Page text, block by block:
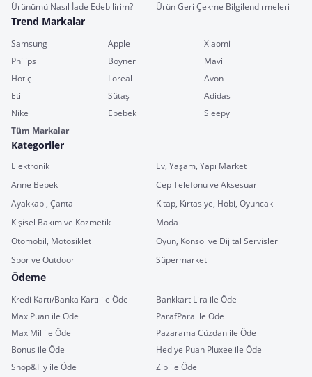
Ürünümü Nasıl İade Edebilirim?
Ürün Geri Çekme Bilgilendirmeleri
Trend Markalar
Samsung Apple
Xiaomi
Philips
Boyner
Mavi
Hotiç
Loreal
Avon
Eti
Sütaş
Adidas
Nike
Ebebek
Sleepy
Tüm Markalar
Kategoriler
Elektronik
Ev, Yaşam, Yapı Market
Anne Bebek
Cep Telefonu ve Aksesuar
Ayakkabı, Çanta
Kitap, Kırtasiye, Hobi, Oyuncak
Kişisel Bakım ve Kozmetik
Moda
Otomobil, Motosiklet
Oyun, Konsol ve Dijital Servisler
Spor ve Outdoor
Süpermarket
Ödeme
Kredi Kartı/Banka Kartı ile Öde
Bankkart Lira ile Öde
MaxiPuan ile Öde
ParafPara ile Öde
MaxiMil ile Öde
Pazarama Cüzdan ile Öde
Bonus ile Öde
Hediye Puan Pluxee ile Öde
Shop&Fly ile Öde
Zip ile Öde